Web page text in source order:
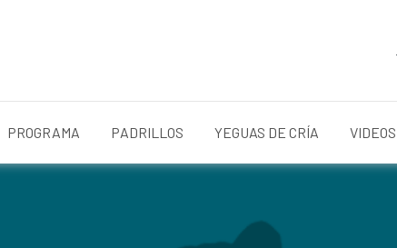
PROGRAMA PADRILLOS YEGUAS DE CRÍA VIDEOS